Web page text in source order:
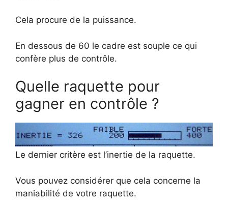
Cela procure de la puissance.
En dessous de 60 le cadre est souple ce qui
confère plus de contrôle.
Quelle raquette pour
gagner en contrôle ?
Le dernier critère est l’inertie de la raquette.
Vous pouvez considérer que cela concerne la
maniabilité de votre raquette.